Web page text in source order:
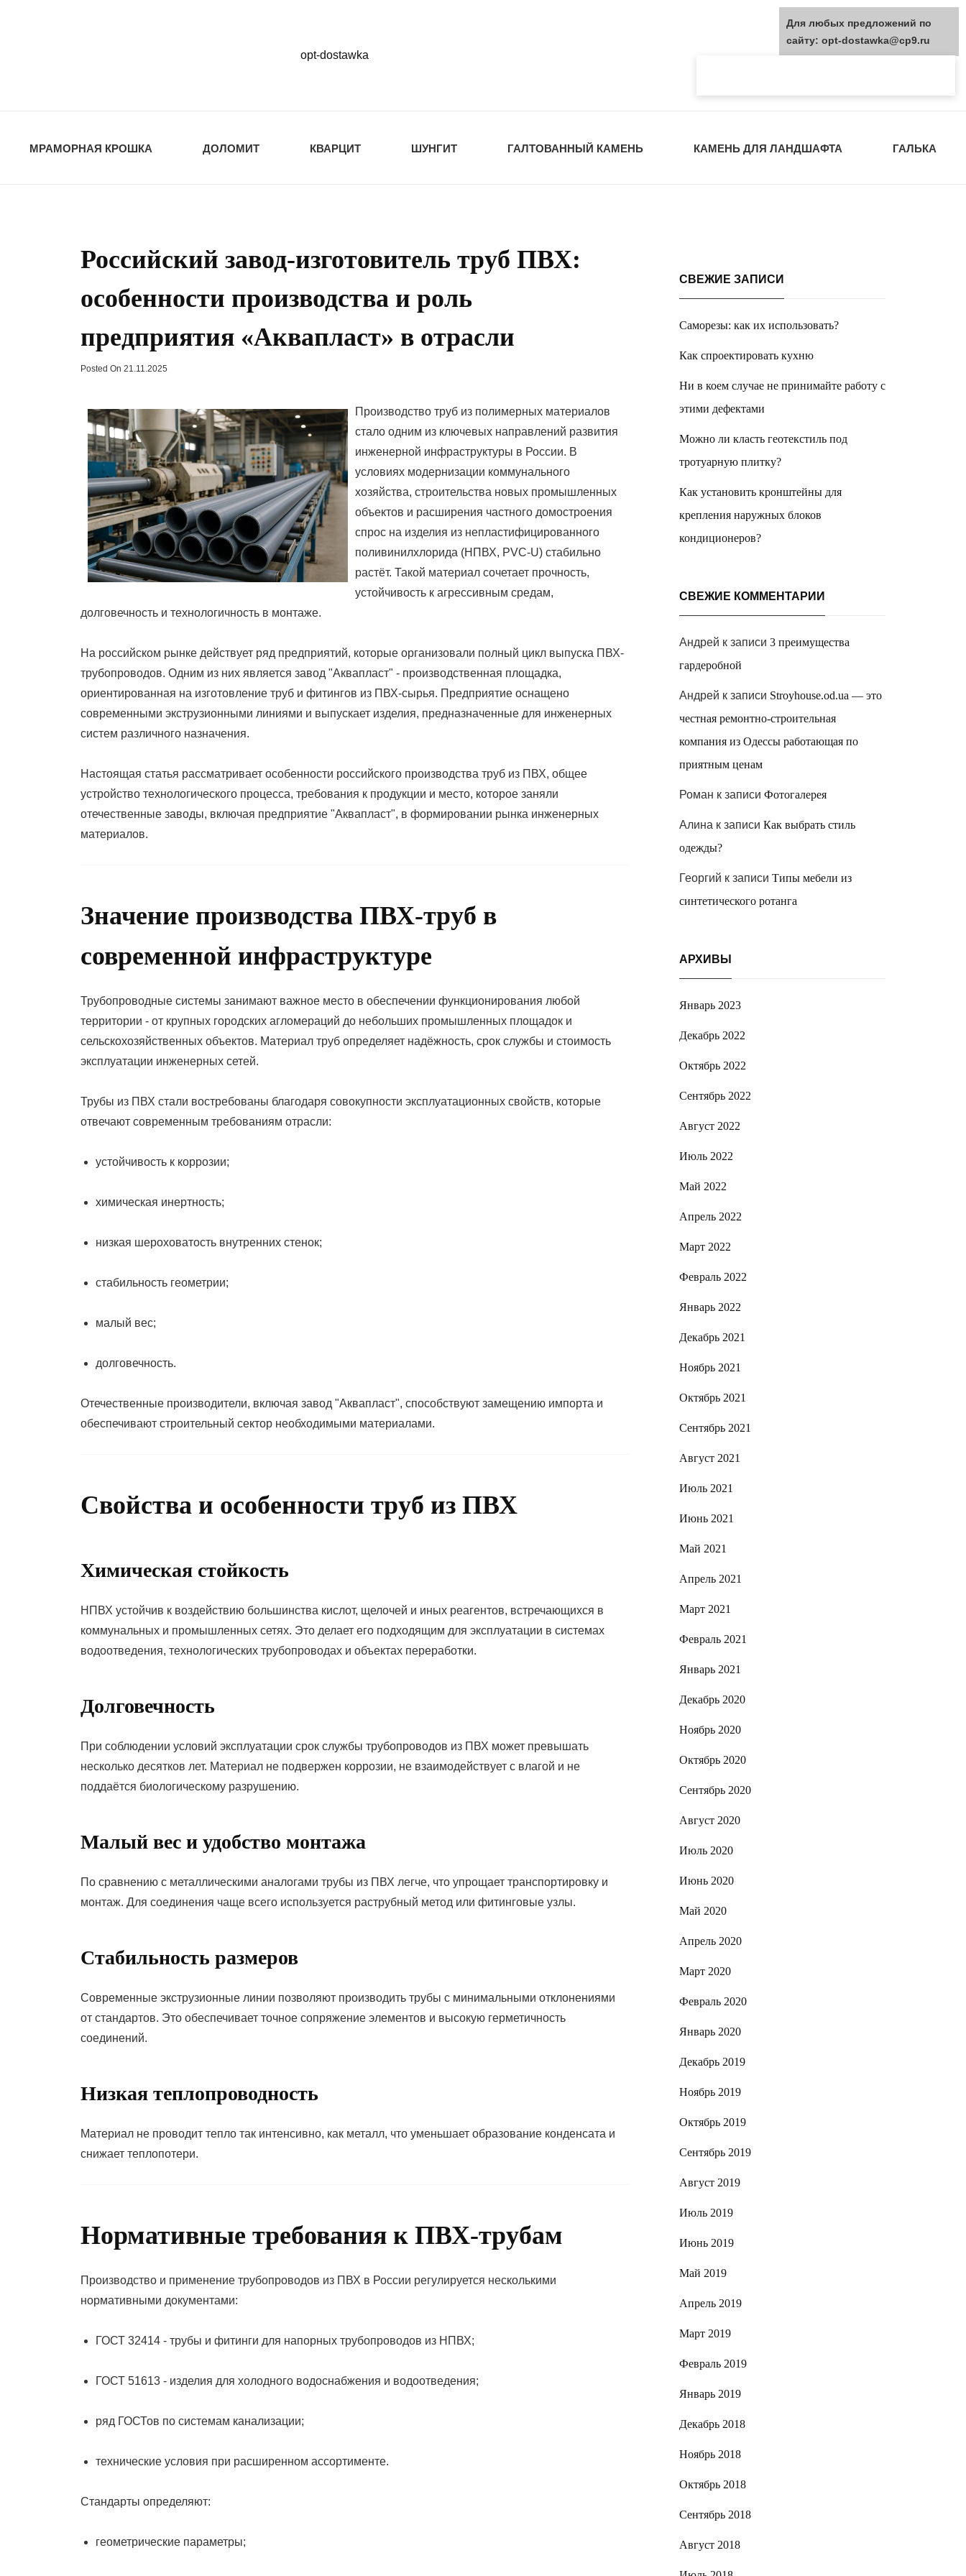
opt-dostawka
МРАМОРНАЯ КРОШКА ДОЛОМИТ КВАРЦИТ ШУНГИТ ГАЛТОВАННЫЙ КАМЕНЬ КАМЕНЬ ДЛЯ ЛАНДШАФТА ГАЛЬКА
Российский завод-изготовитель труб ПВХ:
особенности производства и роль
предприятия «Аквапласт» в отрасли
Posted On 21.11.2025
Производство труб из полимерных материалов
стало одним из ключевых направлений развития
инженерной инфраструктуры в России. В
условиях модернизации коммунального
хозяйства, строительства новых промышленных
объектов и расширения частного домостроения
спрос на изделия из непластифицированного
поливинилхлорида (НПВХ, PVC-U) стабильно
растёт. Такой материал сочетает прочность,
устойчивость к агрессивным средам,
долговечность и технологичность в монтаже.
На российском рынке действует ряд предприятий, которые организовали полный цикл выпуска ПВХ-
трубопроводов. Одним из них является завод "Аквапласт" - производственная площадка,
ориентированная на изготовление труб и фитингов из ПВХ-сырья. Предприятие оснащено
современными экструзионными линиями и выпускает изделия, предназначенные для инженерных
систем различного назначения.
Настоящая статья рассматривает особенности российского производства труб из ПВХ, общее
устройство технологического процесса, требования к продукции и место, которое заняли
отечественные заводы, включая предприятие "Аквапласт", в формировании рынка инженерных
материалов.
Значение производства ПВХ-труб в
современной инфраструктуре
Трубопроводные системы занимают важное место в обеспечении функционирования любой
территории - от крупных городских агломераций до небольших промышленных площадок и
сельскохозяйственных объектов. Материал труб определяет надёжность, срок службы и стоимость
эксплуатации инженерных сетей.
Трубы из ПВХ стали востребованы благодаря совокупности эксплуатационных свойств, которые
отвечают современным требованиям отрасли:
устойчивость к коррозии;
химическая инертность;
низкая шероховатость внутренних стенок;
стабильность геометрии;
малый вес;
долговечность.
Отечественные производители, включая завод "Аквапласт", способствуют замещению импорта и
обеспечивают строительный сектор необходимыми материалами.
Свойства и особенности труб из ПВХ
Химическая стойкость
НПВХ устойчив к воздействию большинства кислот, щелочей и иных реагентов, встречающихся в
коммунальных и промышленных сетях. Это делает его подходящим для эксплуатации в системах
водоотведения, технологических трубопроводах и объектах переработки.
Долговечность
При соблюдении условий эксплуатации срок службы трубопроводов из ПВХ может превышать
несколько десятков лет. Материал не подвержен коррозии, не взаимодействует с влагой и не
поддаётся биологическому разрушению.
Малый вес и удобство монтажа
По сравнению с металлическими аналогами трубы из ПВХ легче, что упрощает транспортировку и
монтаж. Для соединения чаще всего используется раструбный метод или фитинговые узлы.
Стабильность размеров
Современные экструзионные линии позволяют производить трубы с минимальными отклонениями
от стандартов. Это обеспечивает точное сопряжение элементов и высокую герметичность
соединений.
Низкая теплопроводность
Материал не проводит тепло так интенсивно, как металл, что уменьшает образование конденсата и
снижает теплопотери.
Нормативные требования к ПВХ-трубам
Производство и применение трубопроводов из ПВХ в России регулируется несколькими
нормативными документами:
ГОСТ 32414 - трубы и фитинги для напорных трубопроводов из НПВХ;
ГОСТ 51613 - изделия для холодного водоснабжения и водоотведения;
ряд ГОСТов по системам канализации;
технические условия при расширенном ассортименте.
Стандарты определяют:
геометрические параметры;
СВЕЖИЕ ЗАПИСИ
Саморезы: как их использовать?
Как спроектировать кухню
Ни в коем случае не принимайте работу с
этими дефектами
Можно ли класть геотекстиль под
тротуарную плитку?
Как установить кронштейны для
крепления наружных блоков
кондиционеров?
СВЕЖИЕ КОММЕНТАРИИ
Андрей к записи 3 преимущества
гардеробной
Андрей к записи Stroyhouse.od.ua — это
честная ремонтно-строительная
компания из Одессы работающая по
приятным ценам
Роман к записи Фотогалерея
Алина к записи Как выбрать стиль
одежды?
Георгий к записи Типы мебели из
синтетического ротанга
АРХИВЫ
Январь 2023
Декабрь 2022
Октябрь 2022
Сентябрь 2022
Август 2022
Июль 2022
Май 2022
Апрель 2022
Март 2022
Февраль 2022
Январь 2022
Декабрь 2021
Ноябрь 2021
Октябрь 2021
Сентябрь 2021
Август 2021
Июль 2021
Июнь 2021
Май 2021
Апрель 2021
Март 2021
Февраль 2021
Январь 2021
Декабрь 2020
Ноябрь 2020
Октябрь 2020
Сентябрь 2020
Август 2020
Июль 2020
Июнь 2020
Май 2020
Апрель 2020
Март 2020
Февраль 2020
Январь 2020
Декабрь 2019
Ноябрь 2019
Октябрь 2019
Сентябрь 2019
Август 2019
Июль 2019
Июнь 2019
Май 2019
Апрель 2019
Март 2019
Февраль 2019
Январь 2019
Декабрь 2018
Ноябрь 2018
Октябрь 2018
Сентябрь 2018
Август 2018
Для любых предложений по
сайту: opt-dostawka@cp9.ru